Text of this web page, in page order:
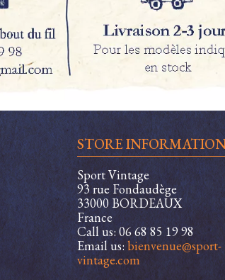
STORE
Sport Vintage
93 rue Fondaudège
33000 BORDEAUX
France
Call us: 06 68 85 19 98
Email us: bienvenue@sport-
vintage.com